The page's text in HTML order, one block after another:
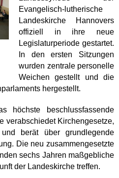
Evangelisch-lutherische
Landeskirche Hannovers
offiziell in ihre neue
Legislaturperiode gestartet.
In den ersten Sitzungen
wurden zentrale personelle
Weichen gestellt und die
hergestellt.
höchste beschlussfassende
verabschiedet Kirchengesetze,
berät über grundlegende
Die neu zusammengesetzte
sechs Jahren maßgebliche
der Landeskirche treffen.